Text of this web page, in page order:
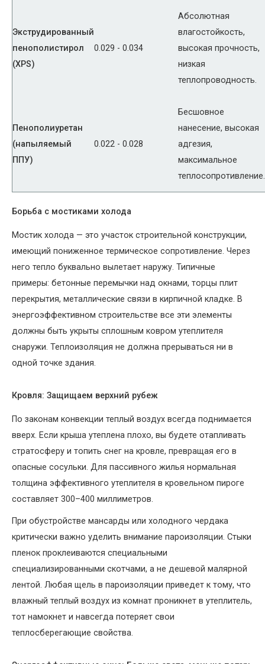
Экструдированный
пенополистирол
(XPS)
0.029 - 0.034
Абсолютная
влагостойкость,
высокая прочность,
низкая
теплопроводность.
Пенополиуретан
(напыляемый
ППУ)
0.022 - 0.028
Бесшовное
нанесение, высокая
адгезия,
максимальное
теплосопротивление.
Борьба с мостиками холода
Мостик холода — это участок строительной конструкции,
имеющий пониженное термическое сопротивление. Через
него тепло буквально вылетает наружу. Типичные
примеры: бетонные перемычки над окнами, торцы плит
перекрытия, металлические связи в кирпичной кладке. В
энергоэффективном строительстве все эти элементы
должны быть укрыты сплошным ковром утеплителя
снаружи. Теплоизоляция не должна прерываться ни в
одной точке здания.
Кровля: Защищаем верхний рубеж
По законам конвекции теплый воздух всегда поднимается
вверх. Если крыша утеплена плохо, вы будете отапливать
стратосферу и топить снег на кровле, превращая его в
опасные сосульки. Для пассивного жилья нормальная
толщина эффективного утеплителя в кровельном пироге
составляет 300–400 миллиметров.
При обустройстве мансарды или холодного чердака
критически важно уделить внимание пароизоляции. Стыки
пленок проклеиваются специальными
специализированными скотчами, а не дешевой малярной
лентой. Любая щель в пароизоляции приведет к тому, что
влажный теплый воздух из комнат проникнет в утеплитель,
тот намокнет и навсегда потеряет свои
теплосберегающие свойства.